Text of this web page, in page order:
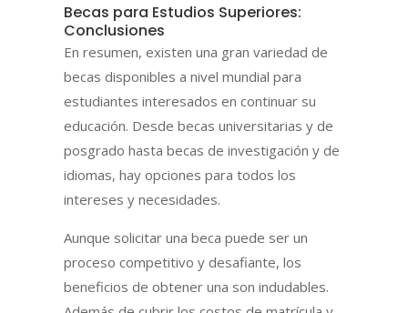
Becas para Estudios Superiores:
Conclusiones
En resumen, existen una gran variedad de
becas disponibles a nivel mundial para
estudiantes interesados en continuar su
educación. Desde becas universitarias y de
posgrado hasta becas de investigación y de
idiomas, hay opciones para todos los
intereses y necesidades.
Aunque solicitar una beca puede ser un
proceso competitivo y desafiante, los
beneficios de obtener una son indudables.